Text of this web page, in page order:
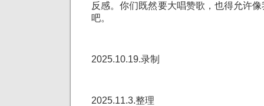
反感。你们既然要大唱赞歌，也得允许
吧。
2025.10.19.录制
2025.11.3.整理